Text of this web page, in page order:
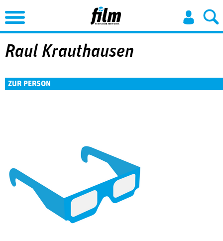
Jump to Navigation
Raul Krauthausen
ZUR PERSON